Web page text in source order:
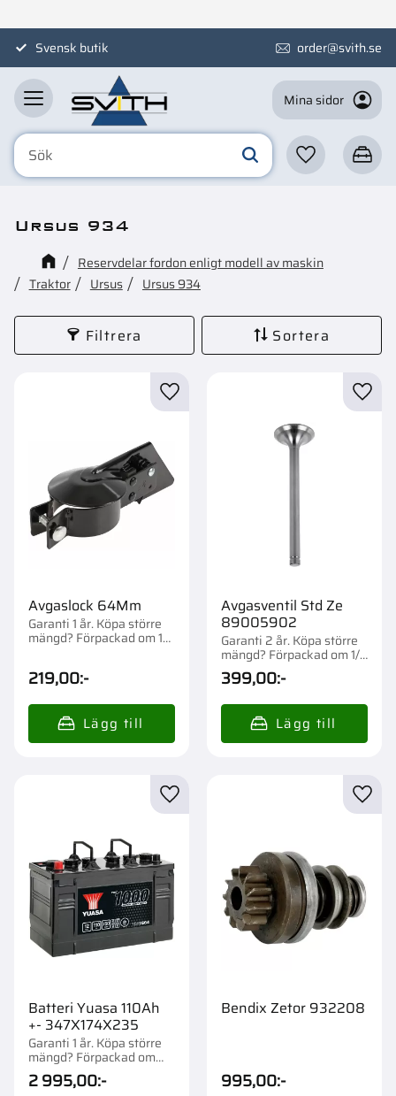
MenySvensk butik order@svith.se
Mina sidor
Favoriter
Ursus 934
Reservdelar fordon enligt modell av maskin
Traktor
Ursus Ursus 934
Filtrera Sortera
Avgaslock 64Mm
Garanti 1 år. Köpa större
mängd? Förpackad om 1
219,00:-
Lägg till i favoriter
Avgasventil Std Ze
89005902
Garanti 2 år. Köpa större
mängd? Förpackad om 1/5
st.
399,00:-
Batteri Yuasa 110Ah
+- 347X174X235
Garanti 1 år. Köpa större
mängd? Förpackad om
1/36 st.
2 995,00:-
Lägg till i favoriter
Bendix Zetor 932208
995,00:-